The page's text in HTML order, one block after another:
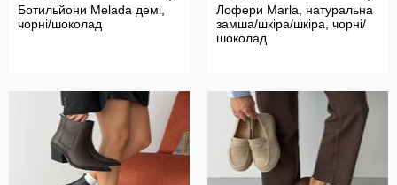
Ботильйони Melada демі,
чорні/шоколад
Лофери Marla, натуральна
замша/шкіра/шкіра, чорні/
шоколад